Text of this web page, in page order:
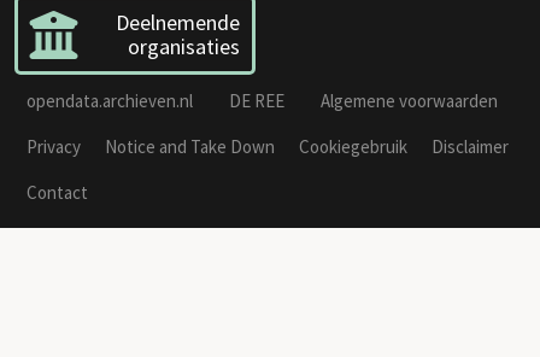
Deelnemende
organisaties
opendata.archieven.nl DE REE
Algemene voorwaarden
Privacy
Notice and Take Down Cookiegebruik
Disclaimer
Contact